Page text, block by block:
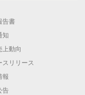
告書
知
上動向
スリリース
報
告